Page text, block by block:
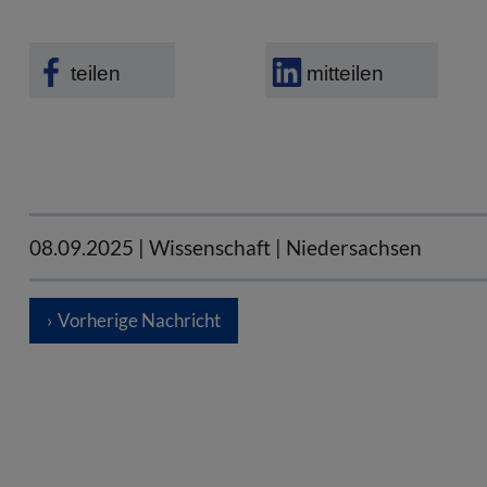
teilen mitteilen
08.09.2025 | Wissenschaft | Niedersachsen
Vorherige Nachricht